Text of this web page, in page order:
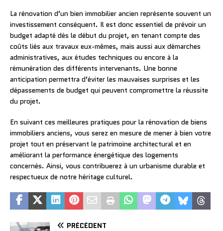
La rénovation d’un bien immobilier ancien représente souvent un
investissement conséquent. Il est donc essentiel de prévoir un
budget adapté dès le début du projet, en tenant compte des
coûts liés aux travaux eux-mêmes, mais aussi aux démarches
administratives, aux études techniques ou encore à la
rémunération des différents intervenants. Une bonne
anticipation permettra d’éviter les mauvaises surprises et les
dépassements de budget qui peuvent compromettre la réussite
du projet.
En suivant ces meilleures pratiques pour la rénovation de biens
immobiliers anciens, vous serez en mesure de mener à bien votre
projet tout en préservant le patrimoine architectural et en
améliorant la performance énergétique des logements
concernés. Ainsi, vous contribuerez à un urbanisme durable et
respectueux de notre héritage culturel.
PRÉCÉDENT